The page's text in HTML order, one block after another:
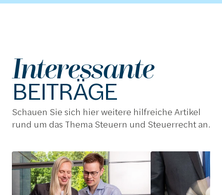
Interessante
BEITRÄGE
Schauen Sie sich hier weitere hilfreiche Artikel
rund um das Thema Steuern und Steuerrecht an.